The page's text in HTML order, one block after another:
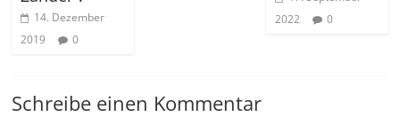
14. Dezember
2019
0
2022
0
Schreibe einen Kommentar